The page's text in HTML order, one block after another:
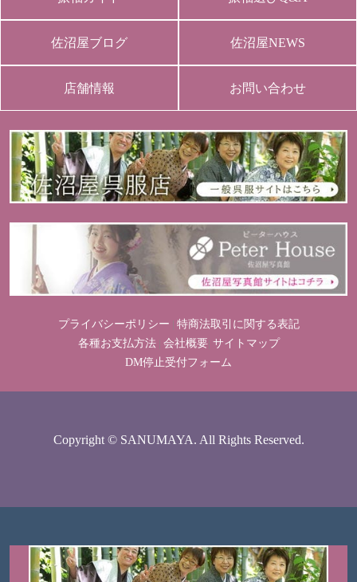
佐沼屋ブログ 佐沼屋NEWS
店舗情報 お問い合わせ
プライバシーポリシー
特商法取引に関する表記
各種お支払方法| 会社概要| サイトマップ
DM停止受付フォーム
Copyright © SANUMAYA. All Rights Reserved.